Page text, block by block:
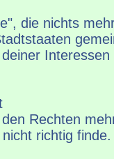
die nichts
Rechten
richtig finde.